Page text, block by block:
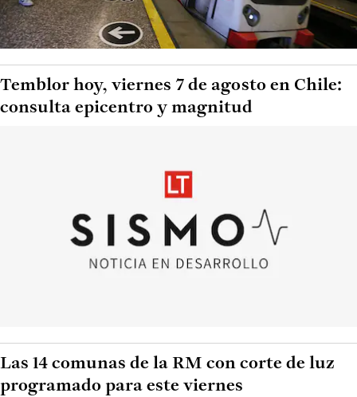
Temblor hoy, viernes 7 de agosto en Chile:
consulta epicentro y magnitud
Las 14 comunas de la RM con corte de luz
programado para este viernes